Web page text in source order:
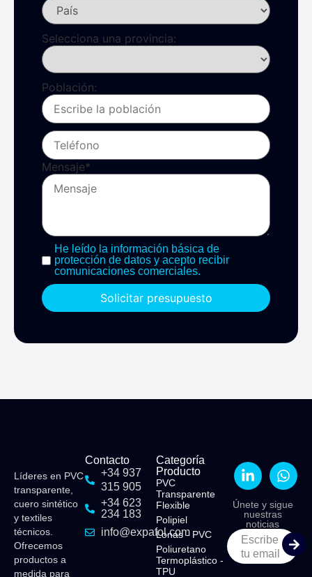
Selecciona una provincia:
Población:
Mensaje*
He leído la información básica de
protección de datos y acepto recibir
comunicaciones comerciales.
Solicitar presupuesto
Líderes en PVC
transparente,
cuero sintético
y textiles
técnicos.
Ofrecemos
productos a
medida para
Contacto
+34 937
315 905
+34 623
234 183
info@expafol.com
Categoría
Producto
PVC
Transparente
Flexible​
Polipiel​
Lonas - PVC​
Poliuretano
Termoplástico -
TPU​
Únete y sigue
nuestras
noticias
Escribe
tu email